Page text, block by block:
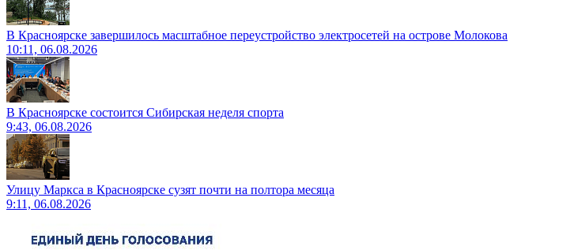
В Красноярске завершилось масштабное переустройство электросетей на острове Молокова
10:11, 06.08.2026
В Красноярске состоится Сибирская неделя спорта
9:43, 06.08.2026
Улицу Маркса в Красноярске сузят почти на полтора месяца
9:11, 06.08.2026